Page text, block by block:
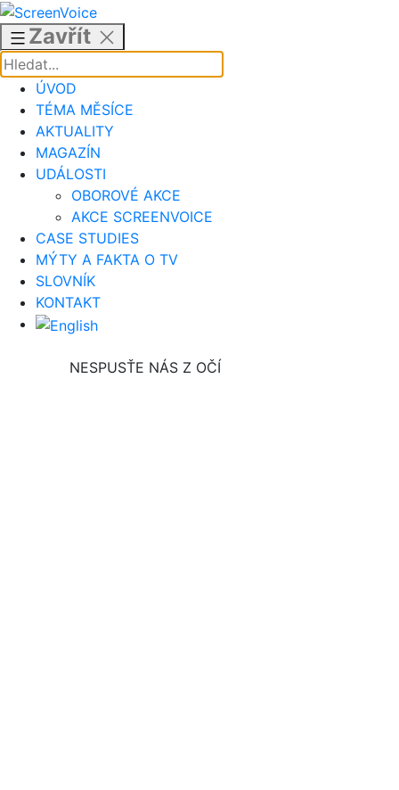
Přejít
obsahu
Zavřít
ÚVOD
TÉMA MĚSÍCE
AKTUALITY
MAGAZÍN
UDÁLOSTI
OBOROVÉ AKCE
AKCE SCREENVOICE
CASE STUDIES
MÝTY A FAKTA O TV
SLOVNÍK
KONTAKT
NESPUSŤE NÁS Z OČÍ